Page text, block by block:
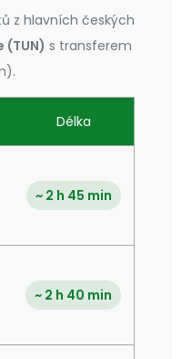
z hlavních českých
(TUN) s transferem
Délka
~ 2 h 45 min
~ 2 h 40 min